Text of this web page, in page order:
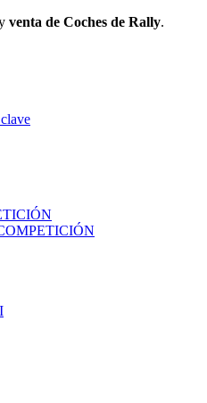
venta de Coches de Rally.